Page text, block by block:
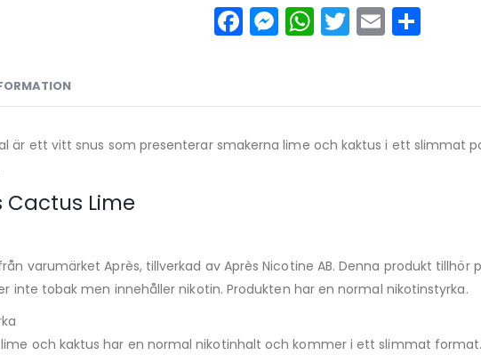
Facebook
Messenger
WhatsApp
Twitter
Email
är ett vitt snus som presenterar smakerna lime och kaktus i ett slimmat
Lime
varumärket Après, tillverkad av Après Nicotine AB. Denna produkt tillhör
inte tobak men innehåller nikotin. Produkten har en normal nikotinstyrka.
och kaktus har en normal nikotinhalt och kommer i ett slimmat